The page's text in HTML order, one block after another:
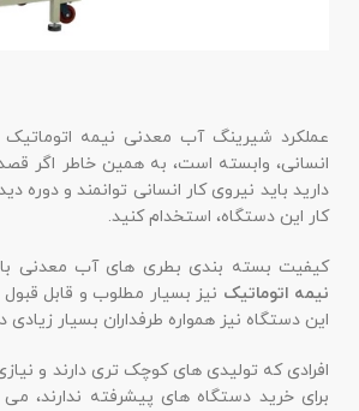
عملکرد شیرینگ آب معدنی نیمه
انسانی، وابسته است، به همین خاطر اگر
دارید باید نیروی کار انسانی توانمند و دوره
کار این دستگاه، استخدام کنید.
کیفیت بسته بندی بطری های آب معدنی با
نیمه اتوماتیک نیز بسیار مطلوب و قابل
این دستگاه نیز همواره طرفداران بسیار زیادی
افرادی که تولیدی های کوچک تری دارند و
برای خرید دستگاه های پیشرفته ندارند،